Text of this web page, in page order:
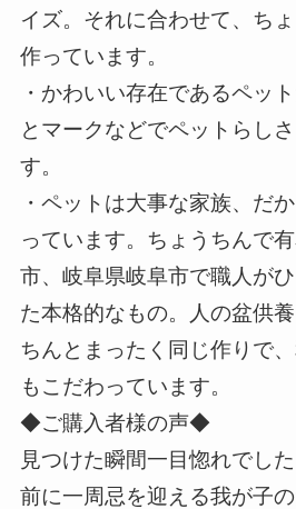
イズ。それに合わせて、ち
作っています。
・かわいい存在であるペッ
とマークなどでペットらし
す。
・ペットは大事な家族、だ
っています。ちょうちんで
市、岐阜県岐阜市で職人が
た本格的なもの。人の盆供
ちんとまったく同じ作りで
もこだわっています。
◆ご購入者様の声◆
見つけた瞬間一目惚れでし
前に一周忌を迎える我が子